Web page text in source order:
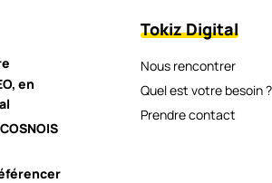
en
Tokiz Digital
Nous rencontrer
Quel est votre besoin ?
Prendre contact